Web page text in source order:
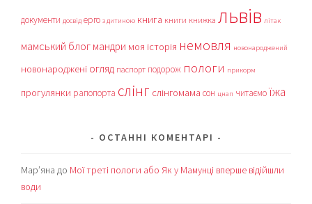
документи досвід ерго з дитиною книга книги книжка львів літак
мамський блог мандри моя історія немовля новонароджений
новонароджені огляд паспорт подорож пологи прикорм
прогулянки рапопорта слінг слінгомама сон цнап читаємоїжа
ОСТАННІ КОМЕНТАРІ
Мар’яна до Мої треті пологи або Як у Мамунці вперше відійшли
води